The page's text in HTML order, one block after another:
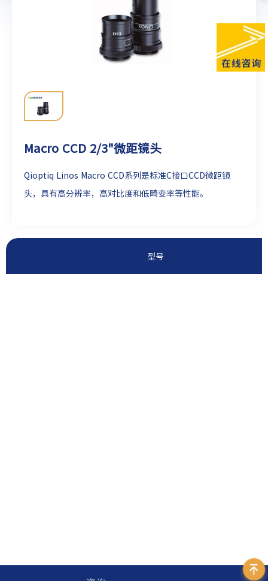
Macro CCD 2/3"微距镜头
Qioptiq Linos Macro CCD系列是标准C接口CCD微距镜
头，具有高分辨率，高对比度和低畸变率等性能。
型号